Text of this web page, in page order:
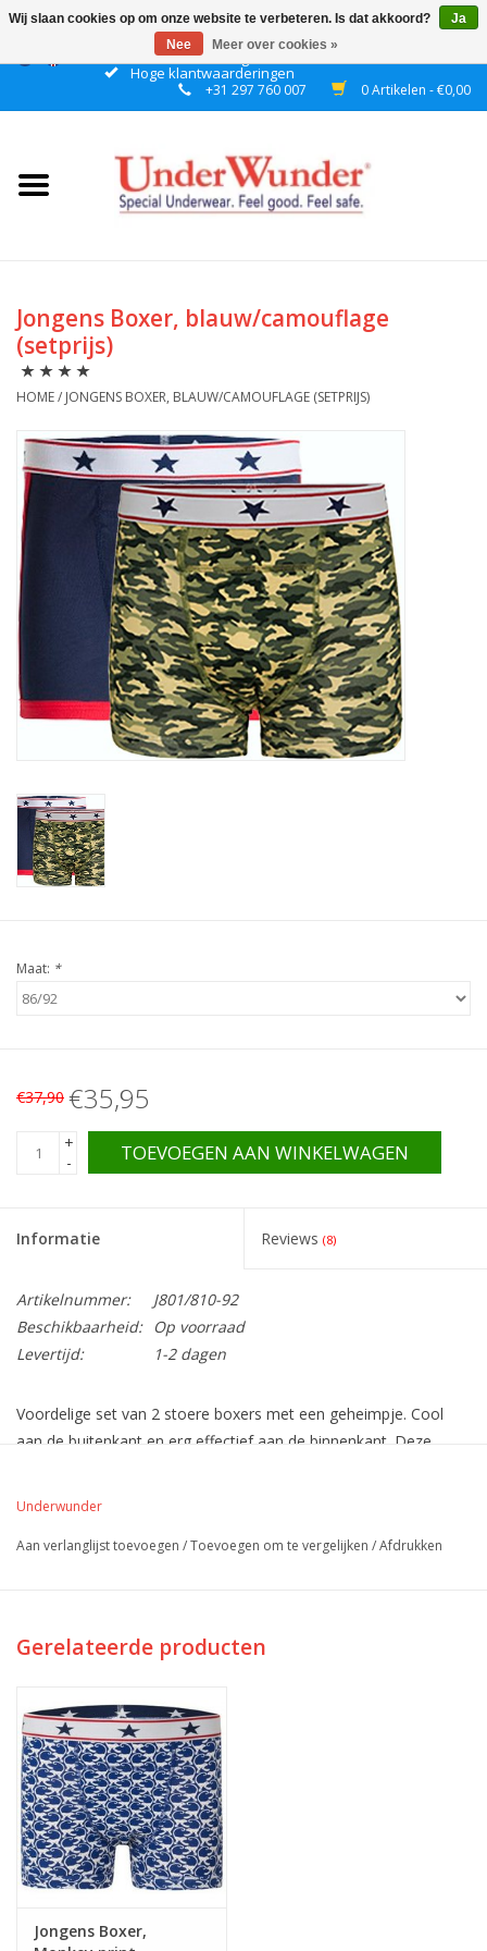
Gratis verzending boven € 50 binnen NL
Hoge klantwaarderingen
+31 297 760 007 0 Artikelen - €0,00
Home
Meisjes
Plashorloges
Ons ondergoed
Blog
Jongens Boxer, blauw/camouflage
(setprijs)
HOME/ JONGENS BOXER, BLAUW/CAMOUFLAGE (SETPRIJS)
Maat: *
€37,90 €35,95
+
-
TOEVOEGEN AAN WINKELWAGEN
Informatie Reviews (8)
Artikelnummer:
J801/810-92
Beschikbaarheid:
Op voorraad
Levertijd:
1-2 dagen
Voordelige set van 2 stoere boxers met een geheimpje. Cool
aan de buitenkant en erg effectief aan de binnenkant. Deze
stuk in een handig meeneem etui.
Absorptievermogen
Maten en maattabel
176. Hierbij maken wij gebruik van combinatiematen, dus
bijvoorbeeld 110/116 en 122/128.
Wilt u het nameten op basis van het eigen ondergoed van uw
kind? Gebruik dandeze maattabel
Materiaal
95% katoen, 5% elastaan.
Underwunder
Aan verlanglijst toevoegen /Toevoegen om te vergelijken /Afdrukken
Gerelateerde producten
Jongens Boxer,
Wij slaan cookies op om onze website te verbeteren. Is dat akkoord?
Ja
Nee
Meer over cookies »